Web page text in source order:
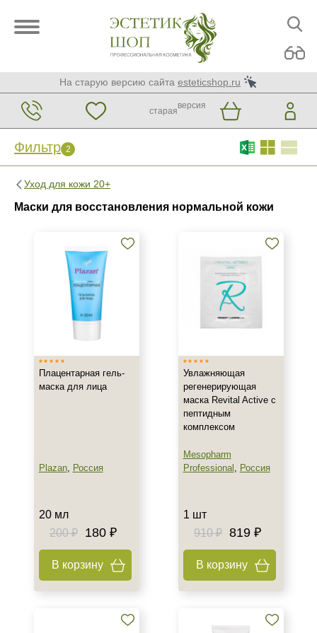
На старую версию сайта esteticshop.ru
старая
версия
Фильтр 2
Уход для кожи 20+
Маски для восстановления нормальной кожи
Фильтр 2 Сброс
Показать еще
Испания
Россия
Показать еще
Гель
Класс косметики
Домашняя
Профессиональная
Плацентарная гель-
маска для лица
Plazan, Россия
20 мл
200 ₽
180 ₽
В корзину
Увлажняющая
регенерирующая
маска Revital Active с
пептидным
комплексом
Mesopharm
Professional , Россия
1 шт
910 ₽ 819 ₽
В корзину